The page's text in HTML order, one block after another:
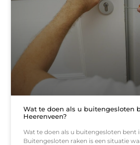
Wat te doen als u buitengesloten
Heerenveen?
Wat te doen als u buitengesloten bent
Buitengesloten raken is een situatie